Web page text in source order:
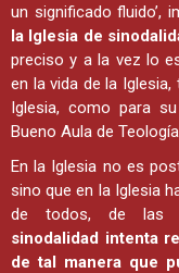
un significado fluido’,
la Iglesia de
preciso y a la vez lo
en la vida de la
Iglesia, como para
Bueno Aula de
En la Iglesia no es
sino que en la Iglesia
de todos, de las
sinodalidad intenta
de tal manera que